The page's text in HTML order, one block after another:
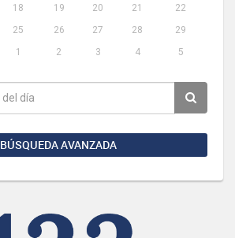
18 19 20 21
22
25 26 27 28
29
1 2 3 4 5
BÚSQUEDA AVANZADA